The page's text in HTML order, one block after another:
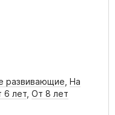
развивающие На
6 лет От 8 лет